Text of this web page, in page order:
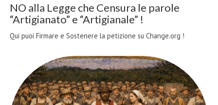
NO alla Legge che Censura le parole
“Artigianato” e “Artigianale” !
Qui puoi Firmare e Sostenere la petizione su Change.org !